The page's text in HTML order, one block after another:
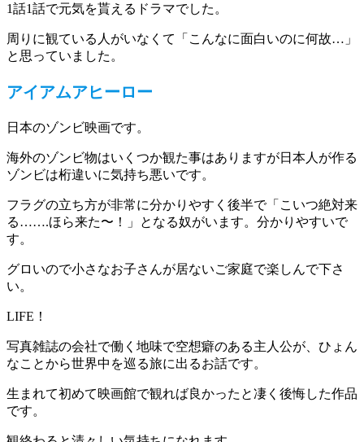
1話1話で元気を貰えるドラマでした。
周りに観ている人がいなくて「こんなに面白いのに何故…」
と思っていました。
アイアムアヒーロー
日本のゾンビ映画です。
海外のゾンビ物はいくつか観た事はありますが日本人が作る
ゾンビは桁違いに気持ち悪いです。
フラグの立ち方が非常に分かりやすく後半で「こいつ絶対来
る…….ほら来た〜！」となる奴がいます。分かりやすいで
す。
グロいので小さなお子さんが居ないご家庭で楽しんで下さ
い。
LIFE！
写真雑誌の会社で働く地味で空想癖のある主人公が、ひょん
なことから世界中を巡る旅に出るお話です。
生まれて初めて映画館で観れば良かったと凄く後悔した作品
です。